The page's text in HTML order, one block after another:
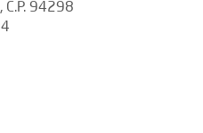
C.P. 94298